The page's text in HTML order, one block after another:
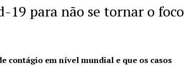
19 para não se tornar o foco
contágio em nível mundial e que os casos